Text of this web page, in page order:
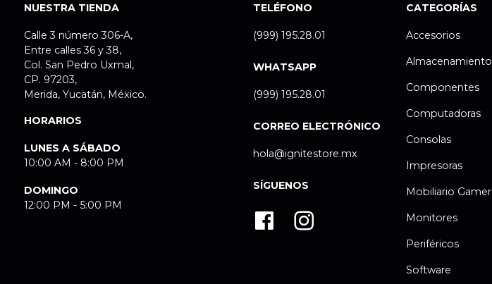
NUESTRA TIENDA
Calle 3 número 306-A,
Entre calles 36 y 38,
Col. San Pedro Uxmal,
CP. 97203,
Merida, Yucatán, México.
HORARIOS
LUNES A SÁBADO
10:00 AM - 8:00 PM
DOMINGO
12:00 PM - 5:00 PM
TELÉFONO
(999) 195.28.01
WHATSAPP
(999) 195.28.01
CORREO ELECTRÓNICO
hola@ignitestore.mx
SÍGUENOS
CATEGORÍAS
Accesorios
Almacenamiento
Componentes
Computadoras
Consolas
Impresoras
Mobiliario Gamer
Monitores
Periféricos
Software